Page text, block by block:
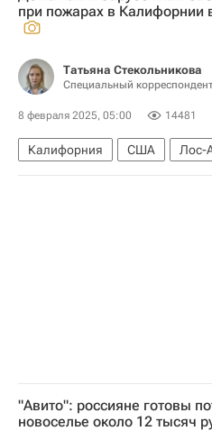
Федеральная территория
при пожарах в Калифорнии
Татьяна Стекольникова
Специальный
8 февраля 2025, 05:00 14481
Калифорния США
Лос-
Загородная недвижимость
"Авито": россияне готовы
новоселье около 12 тысяч